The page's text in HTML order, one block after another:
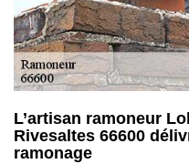
L’artisan ramoneur
Rivesaltes 66600
ramonage